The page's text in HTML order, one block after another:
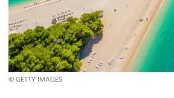
© GETTY IMAGES